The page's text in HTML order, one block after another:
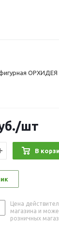
/шт
В
Цена
магазина и
розничных